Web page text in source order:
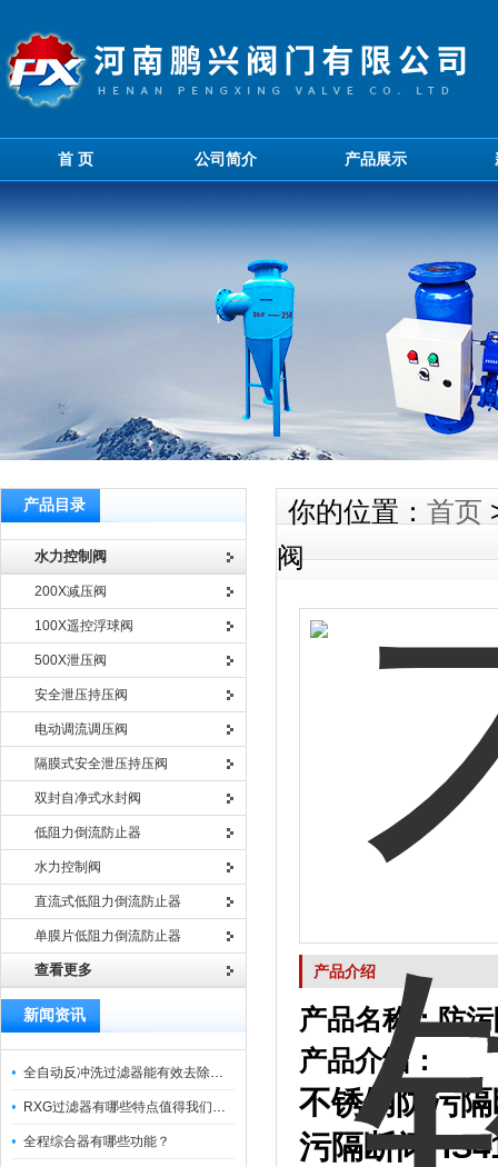
首 页 公司简介 产品展示
产品目录
水力控制阀
200X减压阀
100X遥控浮球阀
500X泄压阀
安全泄压持压阀
电动调流调压阀
隔膜式安全泄压持压阀
双封自净式水封阀
低阻力倒流防止器
水力控制阀
直流式低阻力倒流防止器
单膜片低阻力倒流防止器
查看更多
新闻资讯
全自动反冲洗过滤器能有效去除过滤介质上的杂质
RXG过滤器有哪些特点值得我们选择？
全程综合器有哪些功能？
你的位置： 首页
阀
产品介绍
产品名称：防
产品介绍：
不锈钢防污
污隔断阀